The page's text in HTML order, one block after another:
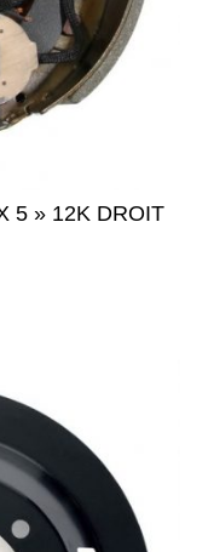
5 » 12K DROIT